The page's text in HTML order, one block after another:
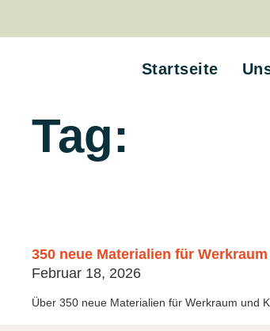
Startseite
Tag:
350 neue Materialien für
Februar 18, 2026
Über 350 neue Materialien für Werkraum und